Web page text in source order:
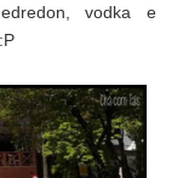
vodka e